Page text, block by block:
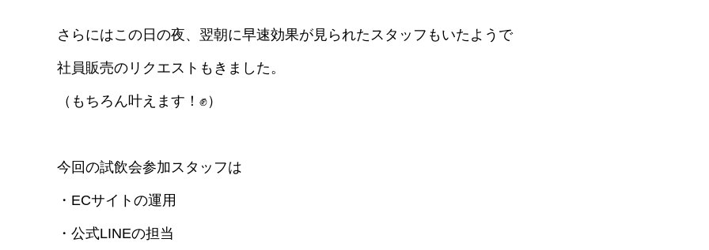
さらにはこの日の夜、翌朝に早速効果が見られたスタッフもいたようで
社員販売のリクエストもきました。
（もちろん叶えます！✊）
今回の試飲会参加スタッフは
・ECサイトの運用
・公式LINEの担当